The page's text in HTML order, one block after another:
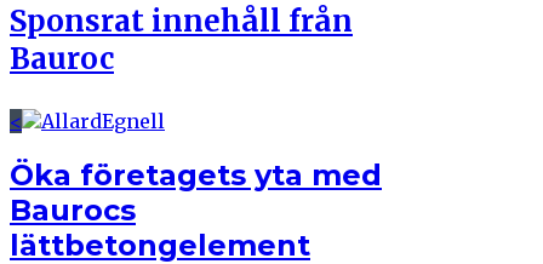
Sponsrat innehåll från
Bauroc
<
Öka företagets yta med
Baurocs
lättbetongelement